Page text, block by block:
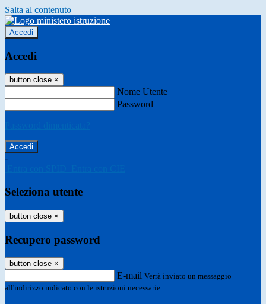
Salta al contenuto
Accedi
Accedi
button close ×
Nome Utente
Password
-
Seleziona utente
button close ×
Recupero password
button close ×
E-mail Verrà inviato un messaggio
all'indirizzo indicato con le istruzioni necessarie.